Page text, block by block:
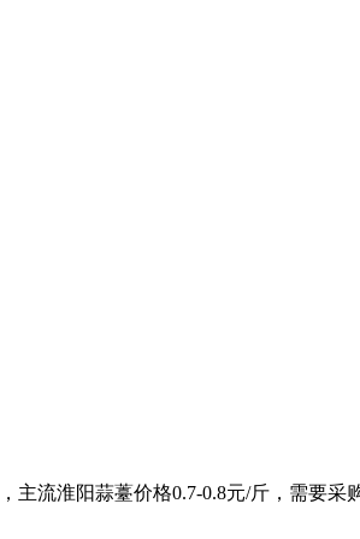
流淮阳蒜薹价格0.7-0.8元/斤，需要采